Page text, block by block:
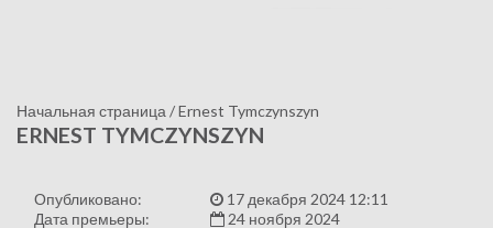
Начальная страница /Ernest Tymczynszyn
ERNEST TYMCZYNSZYN
Опубликовано:
17 декабря 2024 12:11
Дата премьеры:
24 ноября 2024